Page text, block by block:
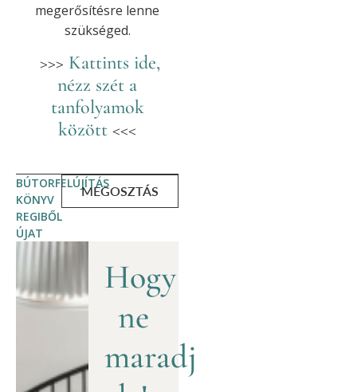
megerősítésre lenne
szükséged.
>>> Kattints ide,
nézz szét a
tanfolyamok
között <<<
BÚTORFELÚJÍTÁS
KÖNYV
REGIBŐL
ÚJAT
MEGOSZTÁS
Hogy
ne
maradj